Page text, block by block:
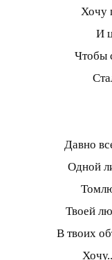
Хочу
И
Чтобы
Давно
Одной
Твоей
В твоих